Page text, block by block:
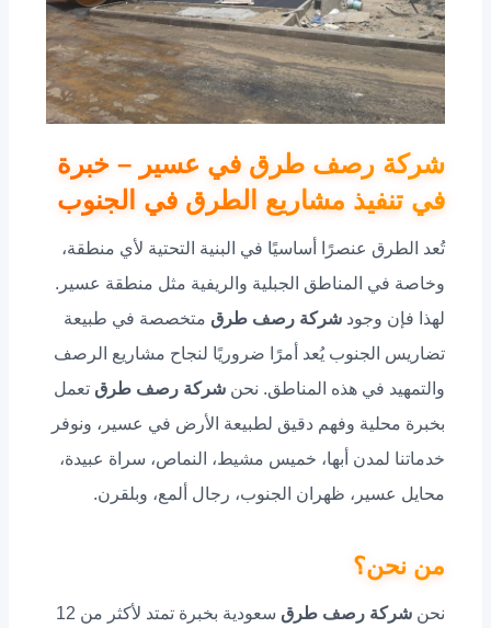
شركة رصف طرق في عسير – خبرة
في تنفيذ مشاريع الطرق في الجنوب
تُعد الطرق عنصرًا أساسيًا في البنية التحتية لأي منطقة،
وخاصة في المناطق الجبلية والريفية مثل منطقة عسير.
لهذا فإن وجود شركة رصف طرق متخصصة في طبيعة
تضاريس الجنوب يُعد أمرًا ضروريًا لنجاح مشاريع الرصف
والتمهيد في هذه المناطق. نحن شركة رصف طرق تعمل
بخبرة محلية وفهم دقيق لطبيعة الأرض في عسير، ونوفر
خدماتنا لمدن أبها، خميس مشيط، النماص، سراة عبيدة،
محايل عسير، ظهران الجنوب، رجال ألمع، وبلقرن.
من نحن؟
نحن شركة رصف طرق سعودية بخبرة تمتد لأكثر من 12